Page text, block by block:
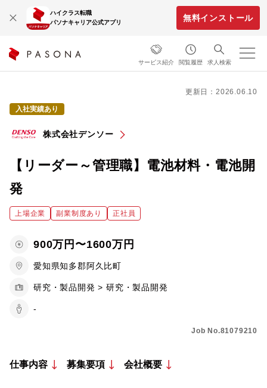
ハイクラス転職
パソナキャリア公式アプリ
無料インストール
サービス紹介 閲覧履歴 求人検索
更新日：2026.06.10
入社実績あり
株式会社デンソー
【リーダー～管理職】電池材料・電池開
発
上場企業 副業制度あり 正社員
900万円〜1600万円
愛知県知多郡阿久比町
研究・製品開発 > 研究・製品開発
-
Job No.81079210
仕事内容 募集要項 会社概要